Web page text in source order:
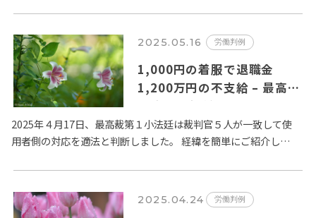
は、「…
2025.05.16 労働判例
1,000円の着服で退職金
1,200万円の不支給 – 最高裁
は適法と判断
2025年４月17日、最高裁第１小法廷は裁判官５人が一致して使
用者側の対応を適法と判断しました。 経緯を簡単にご紹介しま
2025.04.24 労働判例